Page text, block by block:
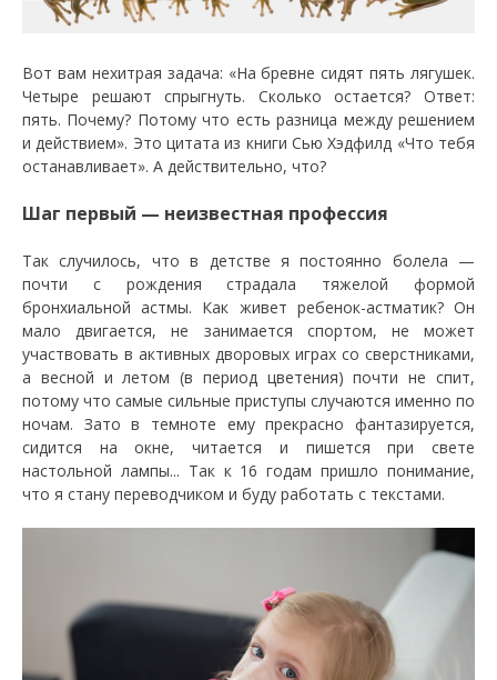
Вот вам нехитрая задача: «На бревне сидят пять лягушек.
Четыре решают спрыгнуть. Сколько остается? Ответ:
пять. Почему? Потому что есть разница между решением
и действием». Это цитата из книги Сью Хэдфилд «Что тебя
останавливает». А действительно, что?
Шаг первый — неизвестная профессия
Так случилось, что в детстве я постоянно болела —
почти с рождения страдала тяжелой формой
бронхиальной астмы. Как живет ребенок-астматик? Он
мало двигается, не занимается спортом, не может
участвовать в активных дворовых играх со сверстниками,
а весной и летом (в период цветения) почти не спит,
потому что самые сильные приступы случаются именно по
ночам. Зато в темноте ему прекрасно фантазируется,
сидится на окне, читается и пишется при свете
настольной лампы... Так к 16 годам пришло понимание,
что я стану переводчиком и буду работать с текстами.